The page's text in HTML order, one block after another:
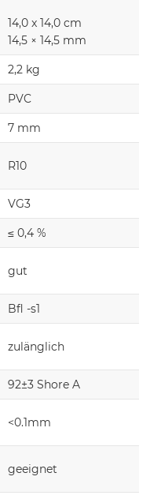
14,0 x 14,0 cm
14,5 × 14,5 mm
2,2 kg
PVC
7 mm
R10
VG3
≤ 0,4 %
gut
Bfl -s1
zulänglich
92±3 Shore A
<0.1mm
geeignet